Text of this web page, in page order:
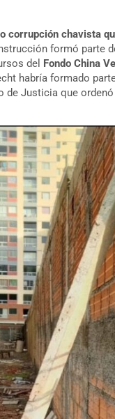
corrupción chavista
formó parte
del Fondo China
habría formado
de Justicia que